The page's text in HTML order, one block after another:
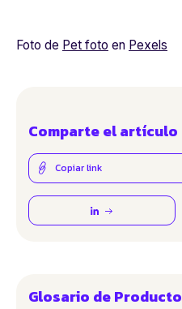
Foto de Pet foto en Pexels
Comparte el artículo
Copiar link
Glosario de Producto